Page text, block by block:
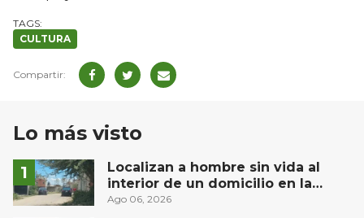
CULTURA
Lo más visto
Localizan a hombre sin vida al
interior de un domicilio en la
comunidad El Rodeo, San Juan del
Ago 06, 2026